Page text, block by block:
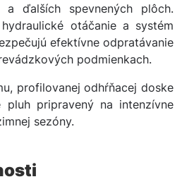
a ďalších spevnených plôch.
otáčanie a systém
efektívne odpratávanie
podmienkach.
profilovanej odhŕňacej doske
pripravený na intenzívne
sezóny.